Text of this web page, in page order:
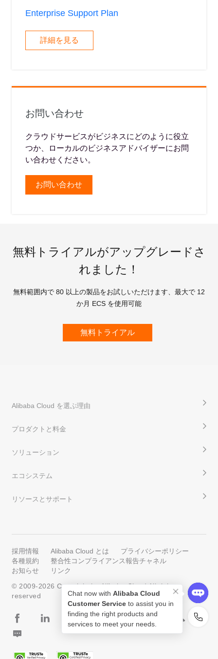
Enterprise Support Plan
詳細を見る
お問い合わせ
クラウドサービスがビジネスにどのように役立
つか、ローカルのビジネスアドバイザーにお問
い合わせください。
お問い合わせ
無料トライアルがアップグレードさ
れました！
無料範囲内で 80 以上の製品をお試しいただけます、最大で 12
か月 ECS を使用可能
無料トライアル
Alibaba Cloud を選ぶ理由
プロダクトと料金
ソリューション
エコシステム
リソースとサポート
採用情報 Alibaba Cloud とは
プライバシーポリシー
各種規約
整合性コンプライアンス報告チャネル
お知らせ
リンク
© 2009-2026 Copyright by Alibaba Cloud All rights
reserved
Chat now with Alibaba Cloud
Customer Service to assist you in
finding the right products and
services to meet your needs.